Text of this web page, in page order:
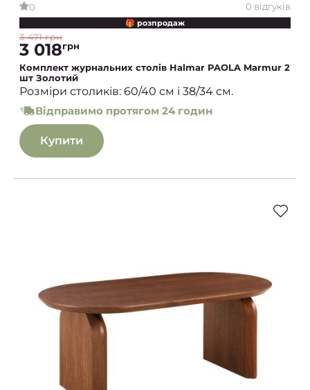
0 0 відгуків
🎁 розпродаж
3 471 грн
3 018грн
Комплект журнальних столів Halmar PAOLA Marmur 2
шт Золотий
Розміри столиків: 60/40 см і 38/34 см.
Відправимо протягом 24 годин
Купити